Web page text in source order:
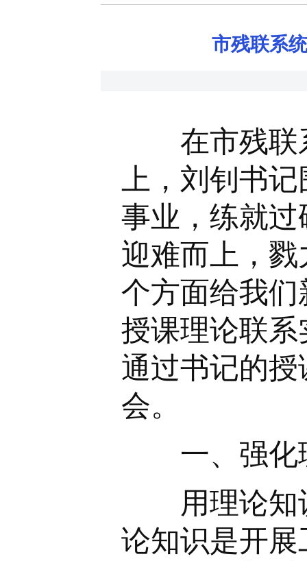
市残联系
在市残联系
上，刘钊书
事业，练就
迎难而上，
个方面给我
授课理论联
通过书记的
会。
一、强化理
用理论知识
论知识是开